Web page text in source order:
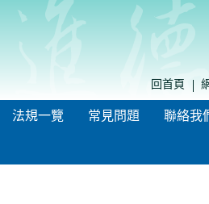
回首頁
法規一覽 常見問題 聯絡我